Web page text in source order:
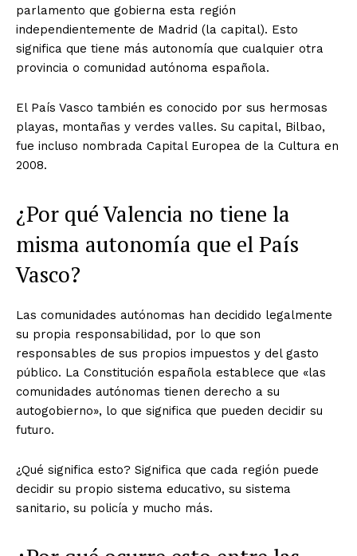
parlamento que gobierna esta región
independientemente de Madrid (la capital). Esto
significa que tiene más autonomía que cualquier otra
provincia o comunidad autónoma española.
El País Vasco también es conocido por sus hermosas
playas, montañas y verdes valles. Su capital, Bilbao,
fue incluso nombrada Capital Europea de la Cultura en
2008.
¿Por qué Valencia no tiene la
misma autonomía que el País
Vasco?
Las comunidades autónomas han decidido legalmente
su propia responsabilidad, por lo que son
responsables de sus propios impuestos y del gasto
público. La Constitución española establece que «las
comunidades autónomas tienen derecho a su
autogobierno», lo que significa que pueden decidir su
futuro.
¿Qué significa esto? Significa que cada región puede
decidir su propio sistema educativo, su sistema
sanitario, su policía y mucho más.